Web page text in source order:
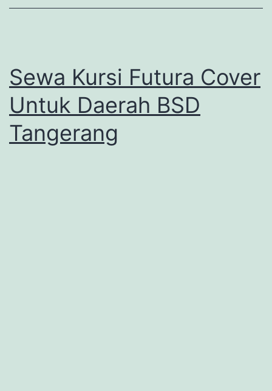
Sewa Kursi Futura Cover
Untuk Daerah BSD
Tangerang